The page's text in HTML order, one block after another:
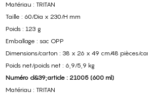
Matériau : TRITAN
Taille : 60/Dia x 230/H mm
Poids : 123 g
Emballage : sac OPP
Dimensions/carton : 38 x 26 x 49 cm/48 pièces/
Poids net/poids net : 6,9/5,9 kg
Numéro d&39;article : 21005 (600 ml)
Matériau : TRITAN